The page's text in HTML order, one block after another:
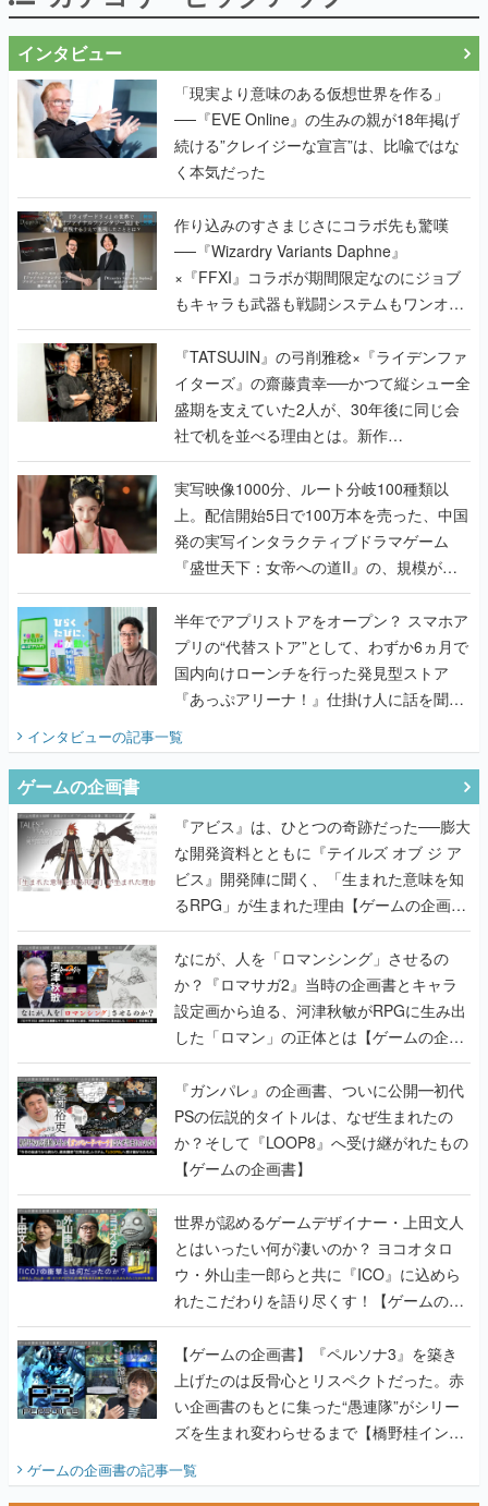
インタビュー
「現実より意味のある仮想世界を作る」
──『EVE Online』の生みの親が18年掲げ
続ける”クレイジーな宣言”は、比喩ではな
く本気だった
作り込みのすさまじさにコラボ先も驚嘆
──『Wizardry Variants Daphne』
×『FFXI』コラボが期間限定なのにジョブ
もキャラも武器も戦闘システムもワンオフ
で作り込まれた理由を両ディレクターに聞
く
『TATSUJIN』の弓削雅稔×『ライデンファ
イターズ』の齋藤貴幸──かつて縦シュー全
盛期を支えていた2人が、30年後に同じ会
社で机を並べる理由とは。新作
『TATSUJIN EXTREME』で初タッグを組
んだレジェンド2人に訊く開発秘話
実写映像1000分、ルート分岐100種類以
上。配信開始5日で100万本を売った、中国
発の実写インタラクティブドラマゲーム
『盛世天下：女帝への道II』の、規模が違
うこだわりをプロデューサーに聞いた
半年でアプリストアをオープン？ スマホア
プリの“代替ストア”として、わずか6ヵ月で
国内向けローンチを行った発見型ストア
『あっぷアリーナ！』仕掛け人に話を聞い
てみた
インタビューの記事一覧
ゲームの企画書
『アビス』は、ひとつの奇跡だった──膨大
な開発資料とともに『テイルズ オブ ジ ア
ビス』開発陣に聞く、「生まれた意味を知
るRPG」が生まれた理由【ゲームの企画
書】
なにが、人を「ロマンシング」させるの
か？『ロマサガ2』当時の企画書とキャラ
設定画から迫る、河津秋敏がRPGに生み出
した「ロマン」の正体とは【ゲームの企画
書】
『ガンパレ』の企画書、ついに公開━初代
PSの伝説的タイトルは、なぜ生まれたの
か？そして『LOOP8』へ受け継がれたもの
【ゲームの企画書】
世界が認めるゲームデザイナー・上田文人
とはいったい何が凄いのか？ ヨコオタロ
ウ・外山圭一郎らと共に『ICO』に込めら
れたこだわりを語り尽くす！【ゲームの企
画書】
【ゲームの企画書】『ペルソナ3』を築き
上げたのは反骨心とリスペクトだった。赤
い企画書のもとに集った“愚連隊”がシリー
ズを生まれ変わらせるまで【橋野桂インタ
ビュー】
ゲームの企画書の記事一覧